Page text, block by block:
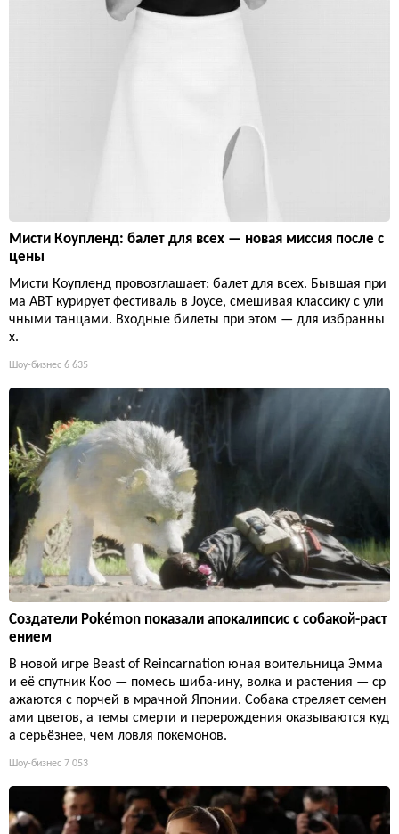
Мисти Коупленд: балет для всех — новая миссия после с
цены
Мисти Коупленд провозглашает: балет для всех. Бывшая при
ма ABT курирует фестиваль в Joyce, смешивая классику с ули
чными танцами. Входные билеты при этом — для избранны
х.
Шоу-бизнес 6 635
Создатели Pokémon показали апокалипсис с собакой-раст
ением
В новой игре Beast of Reincarnation юная воительница Эмма
и её спутник Кoo — помесь шиба-ину, волка и растения — ср
ажаются с порчей в мрачной Японии. Собака стреляет семен
ами цветов, а темы смерти и перерождения оказываются куд
а серьёзнее, чем ловля покемонов.
Шоу-бизнес 7 053